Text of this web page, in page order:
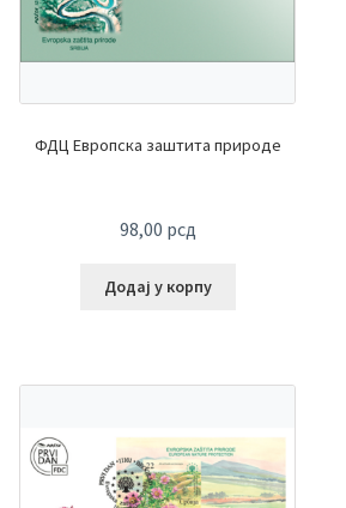
ФДЦ Европска заштита природе
98,00 рсд
Додај у корпу